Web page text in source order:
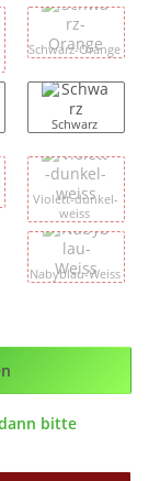
Schwarz-Orange
Schwarz
Violett-dunkel-
weiss
Nabyblau-Weiss
bitte